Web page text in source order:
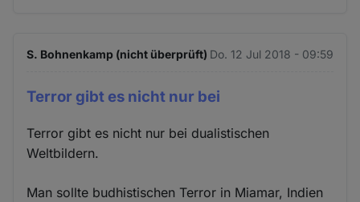
S. Bohnenkamp (nicht überprüft) Do. 12 Jul 2018 - 09:59
Terror gibt es nicht nur bei
Terror gibt es nicht nur bei dualistischen
Weltbildern.
Man sollte budhistischen Terror in Miamar, Indien